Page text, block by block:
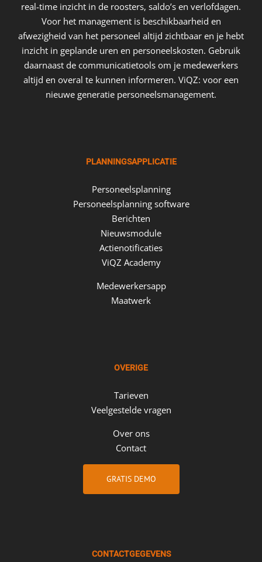
real-time inzicht in de roosters, saldo’s en verlofdagen.
Voor het management is beschikbaarheid en
afwezigheid van het personeel altijd zichtbaar en je hebt
inzicht in geplande uren en personeelskosten. Gebruik
daarnaast de communicatietools om je medewerkers
altijd en overal te kunnen informeren. ViQZ: voor een
nieuwe generatie personeelsmanagement.
PLANNINGSAPPLICATIE
Personeelsplanning
Personeelsplanning software
Berichten
Nieuwsmodule
Actienotificaties
ViQZ Academy
Medewerkersapp
Maatwerk
OVERIGE
Tarieven
Veelgestelde vragen
Over ons
Contact
GRATIS DEMO
CONTACTGEGEVENS